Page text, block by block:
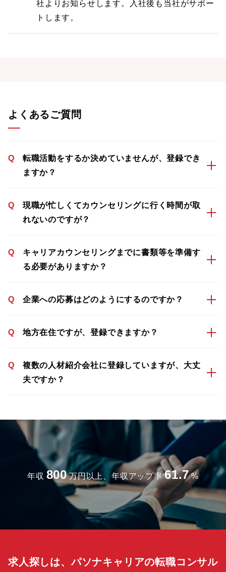
社よりお知らせします。入社後も当社がサポー
トします。
よくあるご質問
Q
転職活動をするか決めていませんが、登録でき
ますか？
Q
現職が忙しくてカウンセリングに行く時間が取
れないのですが？
Q
キャリアカウンセリングまでに書類等を準備す
る必要がありますか？
Q 企業への応募はどのようにするのですか？
Q 地方在住ですが、登録できますか？
Q
複数の人材紹介会社に登録していますが、大丈
夫ですか？
年収 800 万円以上、年収アップ率 61.7 %
求人探しは、パソナキャリアの転職コンサル